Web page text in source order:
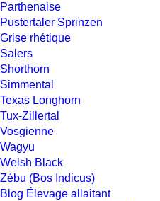
Parthenaise
Pustertaler Sprinzen
Grise rhétique
Salers
Shorthorn
Simmental
Texas Longhorn
Tux-Zillertal
Vosgienne
Wagyu
Welsh Black
Zébu (Bos Indicus)
Blog Élevage allaitant